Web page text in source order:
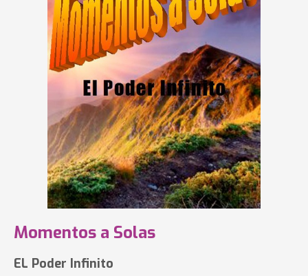
Momentos a Solas
EL Poder Infinito